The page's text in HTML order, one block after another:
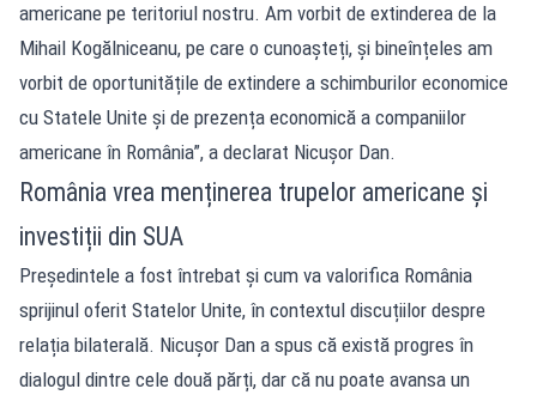
americane pe teritoriul nostru. Am vorbit de extinderea de la
Mihail Kogălniceanu, pe care o cunoașteți, și bineînțeles am
vorbit de oportunitățile de extindere a schimburilor economice
cu Statele Unite și de prezența economică a companiilor
americane în România”, a declarat Nicușor Dan.
România vrea menținerea trupelor americane și
investiții din SUA
Președintele a fost întrebat și cum va valorifica România
sprijinul oferit Statelor Unite, în contextul discuțiilor despre
relația bilaterală. Nicușor Dan a spus că există progres în
dialogul dintre cele două părți, dar că nu poate avansa un